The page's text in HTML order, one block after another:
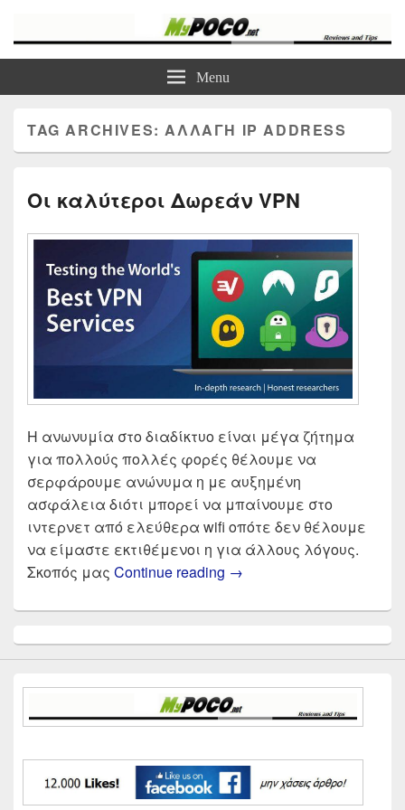
Τα καλύτερα Reviews , Συγκρίσεις , VPN , Webhosting
Menu
TAG ARCHIVES:ΑΛΛΑΓΉ IP ADDRESS
Οι καλύτεροι Δωρεάν VPN
Η ανωνυμία στο διαδίκτυο είναι μέγα ζήτημα
για πολλούς πολλές φορές θέλουμε να
σερφάρουμε ανώνυμα η με αυξημένη
ασφάλεια διότι μπορεί να μπαίνουμε στο
ιντερνετ από ελεύθερα wifi οπότε δεν θέλουμε
να είμαστε εκτιθέμενοι η για άλλους λόγους.
Σκοπός μας Continue reading Οι καλύτεροι Δωρεάν
→
Sidebar
Widget